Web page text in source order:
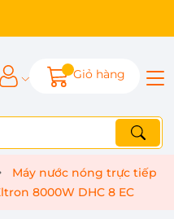
Giỏ hàng
Máy nước nóng trực tiếp
8000W DHC 8 EC